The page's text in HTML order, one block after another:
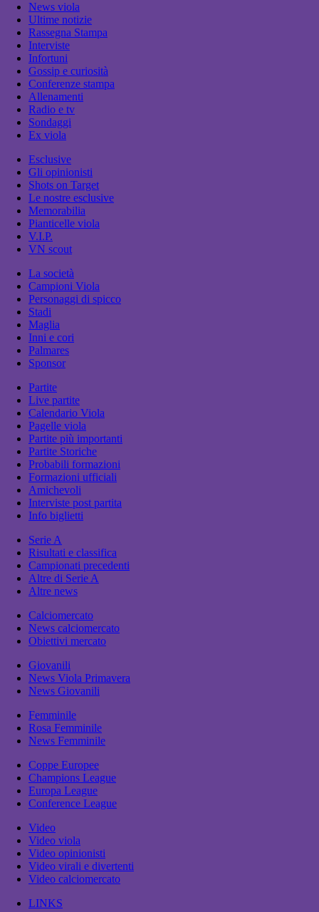
News viola
Ultime notizie
Rassegna Stampa
Interviste
Infortuni
Gossip e curiosità
Conferenze stampa
Allenamenti
Radio e tv
Sondaggi
Ex viola
Esclusive
Gli opinionisti
Shots on Target
Le nostre esclusive
Memorabilia
Pianticelle viola
V.I.P.
VN scout
La società
Campioni Viola
Personaggi di spicco
Stadi
Maglia
Inni e cori
Palmares
Sponsor
Partite
Live partite
Calendario Viola
Pagelle viola
Partite più importanti
Partite Storiche
Probabili formazioni
Formazioni ufficiali
Amichevoli
Interviste post partita
Info biglietti
Serie A
Risultati e classifica
Campionati precedenti
Altre di Serie A
Altre news
Calciomercato
News calciomercato
Obiettivi mercato
Giovanili
News Viola Primavera
News Giovanili
Femminile
Rosa Femminile
News Femminile
Coppe Europee
Champions League
Europa League
Conference League
Video
Video viola
Video opinionisti
Video virali e divertenti
Video calciomercato
LINKS